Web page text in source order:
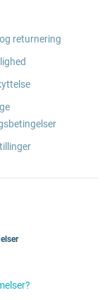
returnering